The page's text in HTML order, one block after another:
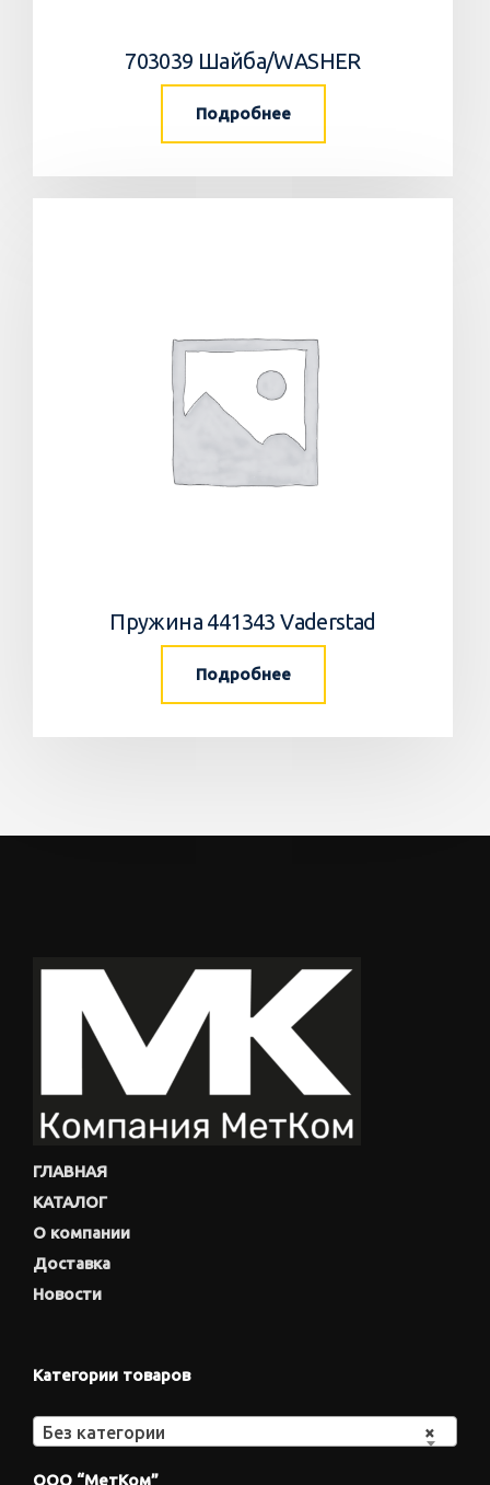
703039 Шайба/WASHER
Подробнее
Пружина 441343 Vaderstad
Подробнее
ГЛАВНАЯ
КАТАЛОГ
О компании
Доставка
Новости
Категории товаров
×
Без категории
ООО “МетКом”